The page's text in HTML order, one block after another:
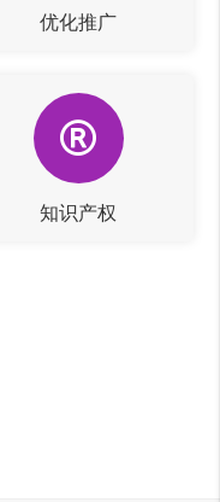
优化推广
知识产权